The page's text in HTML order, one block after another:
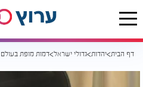
דף הבית יהדות גדולי ישראל